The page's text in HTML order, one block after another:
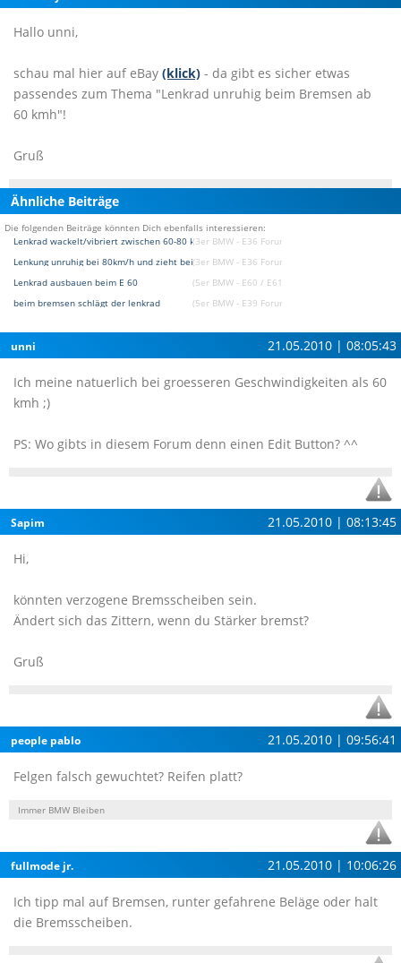
Hallo unni,
schau mal hier auf eBay (klick) - da gibt es sicher etwas
passendes zum Thema "Lenkrad unruhig beim Bremsen ab
60 kmh"!
Gruß
Ähnliche Beiträge
Die folgenden Beiträge könnten Dich ebenfalls interessieren:
Lenkrad wackelt/vibriert zwischen 60-80 kmh(3er BMW - E36 Forum)
Lenkung unruhig bei 80km/h und zieht beim bremsen(3er BMW - E36 Forum)
Lenkrad ausbauen beim E 60
(5er BMW - E60 / E61 Forum)
beim bremsen schlägt der lenkrad
(5er BMW - E39 Forum)
unni 21.05.2010 | 08:05:43
Ich meine natuerlich bei groesseren Geschwindigkeiten als 60
kmh ;)
PS: Wo gibts in diesem Forum denn einen Edit Button? ^^
Sapim 21.05.2010 | 08:13:45
Hi,
könnten verzogene Bremsscheiben sein.
Ändert sich das Zittern, wenn du Stärker bremst?
Gruß
people pablo 21.05.2010 | 09:56:41
Felgen falsch gewuchtet? Reifen platt?
Immer BMW Bleiben
fullmode jr. 21.05.2010 | 10:06:26
Ich tipp mal auf Bremsen, runter gefahrene Beläge oder halt
die Bremsscheiben.